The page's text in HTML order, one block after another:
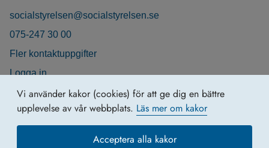
Vi använder kakor (cookies) för att ge dig en bättre
upplevelse av vår webbplats. Läs mer om kakor
Acceptera alla kakor
socialstyrelsen@socialstyrelsen.se
075-247 30 00
Fler kontaktuppgifter
Logga in
Behandling av personuppgifter